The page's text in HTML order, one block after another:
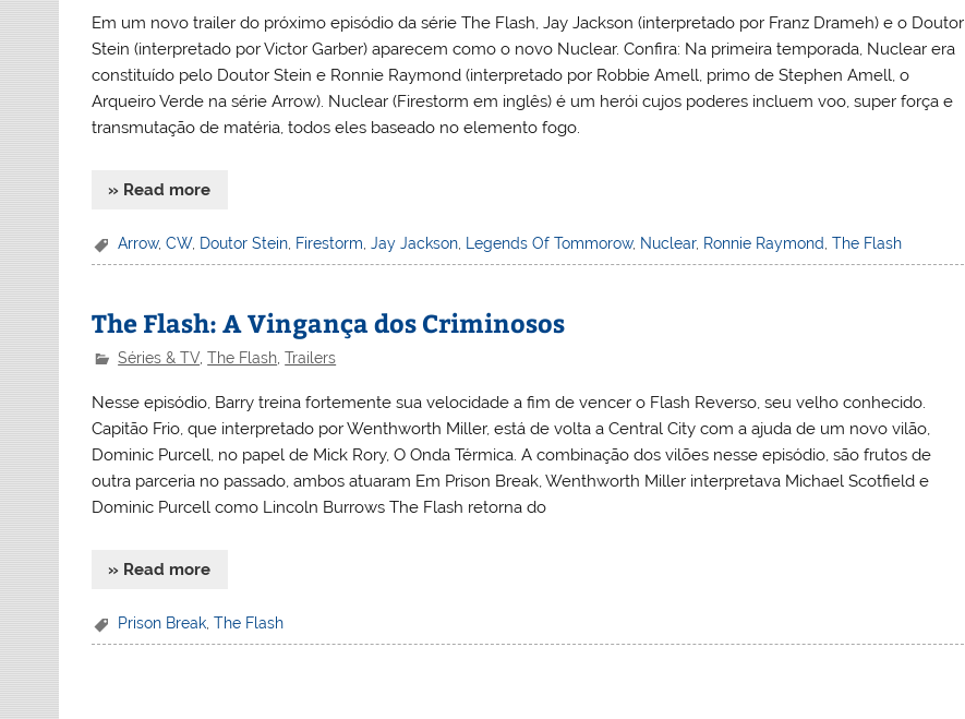
Em um novo trailer do próximo episódio da série The Flash, Jay Jackson (interpretado por Franz Drameh) e o Doutor
Stein (interpretado por Victor Garber) aparecem como o novo Nuclear. Confira: Na primeira temporada, Nuclear era
constituído pelo Doutor Stein e Ronnie Raymond (interpretado por Robbie Amell, primo de Stephen Amell, o
Arqueiro Verde na série Arrow). Nuclear (Firestorm em inglês) é um herói cujos poderes incluem voo, super força e
transmutação de matéria, todos eles baseado no elemento fogo.
» Read more
Arrow,CW, Doutor Stein Firestorm ,Jay Jackson Legends Of Tommorow, Nuclear, Ronnie Raymond ,The Flash
The Flash: A Vingança dos Criminosos
Séries & TV,The Flash ,Trailers
Nesse episódio, Barry treina fortemente sua velocidade a fim de vencer o Flash Reverso, seu velho conhecido.
Capitão Frio, que interpretado por Wenthworth Miller, está de volta a Central City com a ajuda de um novo vilão,
Dominic Purcell, no papel de Mick Rory, O Onda Térmica. A combinação dos vilões nesse episódio, são frutos de
outra parceria no passado, ambos atuaram Em Prison Break, Wenthworth Miller interpretava Michael Scotfield e
Dominic Purcell como Lincoln Burrows The Flash retorna do
» Read more
Prison Break ,The Flash